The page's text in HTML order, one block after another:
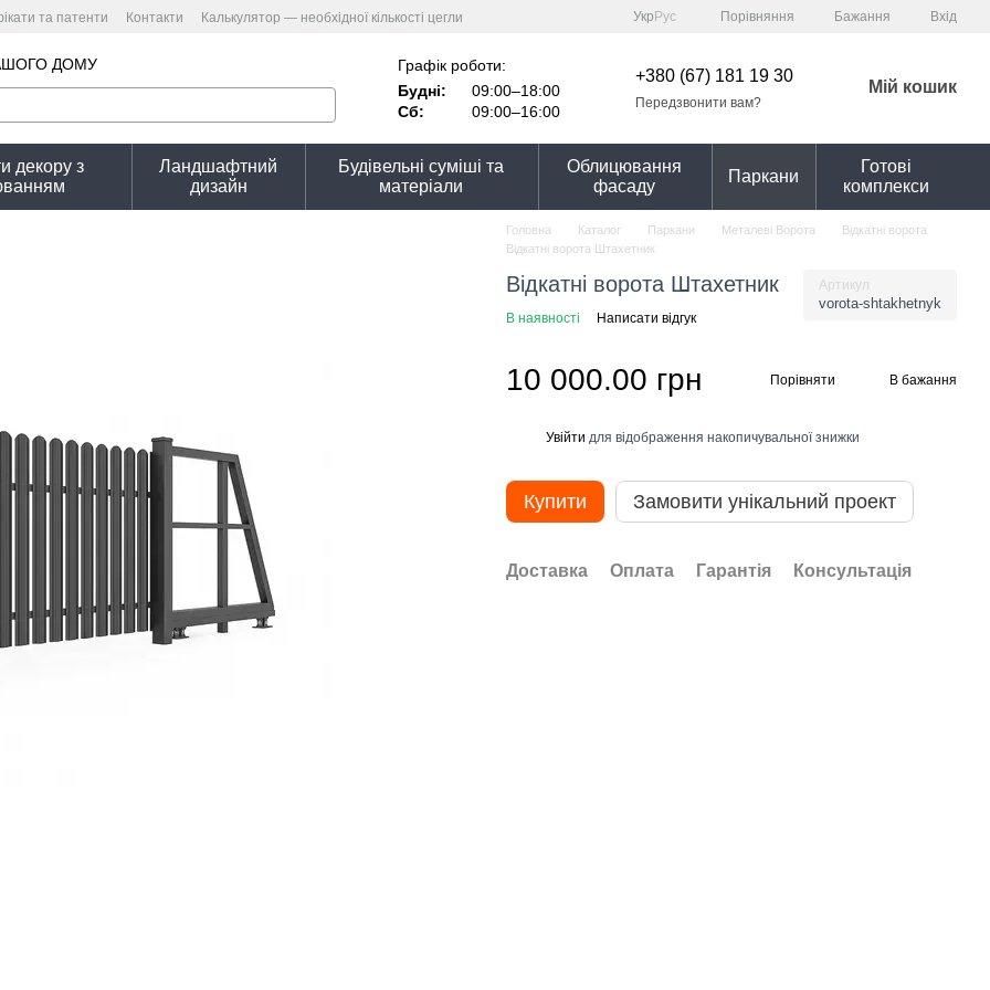
та патенти Контакти
Калькулятор — необхідної кількості цегли
Укр Рус Порівняння Бажання Вхід
ДОМУ
Графік роботи:
Будні:
09:00–18:00
Сб:
09:00–16:00
+380 (67) 181 19 30
Передзвонити вам?
Мій кошик
декору з
Ландшафтний
дизайн
Будівельні суміші та
матеріали
Облицювання
фасаду
Паркани
Готові
комплекси
Головна Каталог Паркани Металеві Ворота
Відкатні ворота
Відкатні ворота Штахетник
Відкатні ворота Штахетник Артикул
vorota-shtakhetnyk
В наявності Написати відгук
10 000.00 грн Порівняти В бажання
Увійти для відображення накопичувальної знижки
Купити Замовити унікальний проект
Доставка Оплата Гарантія Консультація